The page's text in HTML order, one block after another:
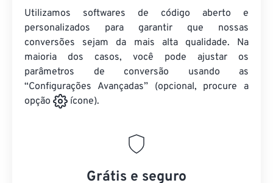
Utilizamos softwares de código aberto e
personalizados para garantir que nossas
conversões sejam da mais alta qualidade. Na
maioria dos casos, você pode ajustar os
parâmetros de conversão usando as
“Configurações Avançadas” (opcional, procure a
opção
ícone).
Grátis e seguro